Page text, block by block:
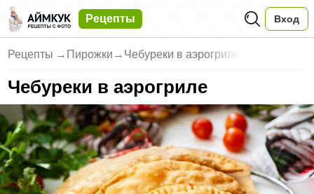
Рецепты Вход
Рецепты → Пирожки → Чебуреки в аэрогриле
Чебуреки в аэрогриле